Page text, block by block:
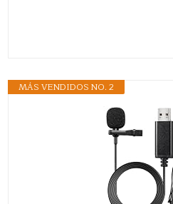
MÁS VENDIDOS NO. 2